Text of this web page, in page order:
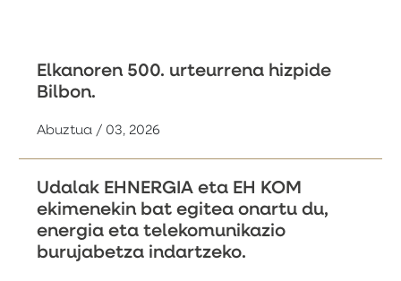
Elkanoren 500. urteurrena hizpide
Bilbon.
Abuztua / 03, 2026
Udalak EHNERGIA eta EH KOM
ekimenekin bat egitea onartu du,
energia eta telekomunikazio
burujabetza indartzeko.